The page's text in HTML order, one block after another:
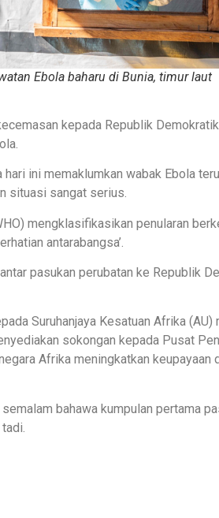
Ebola baharu di Bunia, timur laut
kepada Republik
ini memaklumkan wabak Ebola
situasi sangat serius.
mengklasifikasikan penularan
antarabangsa’.
pasukan perubatan ke Republik
Suruhanjaya Kesatuan Afrika (AU)
sokongan kepada Pusat
Afrika meningkatkan keupayaan
bahawa kumpulan pertama